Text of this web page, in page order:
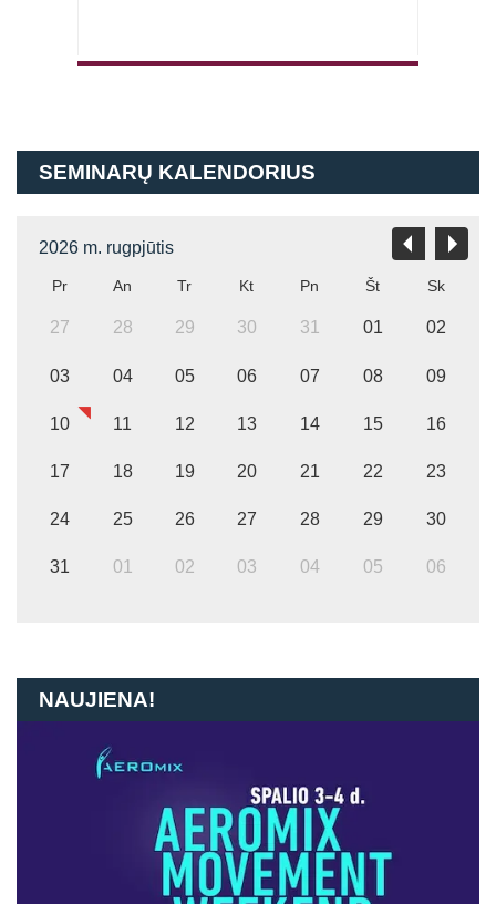
SEMINARŲ KALENDORIUS
2026 m. rugpjūtis
Pr An Tr Kt Pn Št Sk
27 28 29 30 31 01 02
03 04 05 06 07 08 09
10 11 12 13 14 15 16
17 18 19 20 21 22 23
24 25 26 27 28 29 30
31 01 02 03 04 05 06
NAUJIENA!